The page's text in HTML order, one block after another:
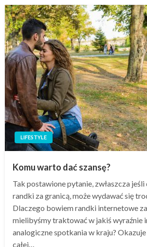
LIFESTYLE
Komu warto dać szansę?
Tak postawione pytanie, zwłaszcza
randki za granicą, może wydawać się
Dlaczego bowiem randki internetowe
mielibyśmy traktować w jakiś wyraźnie
analogiczne spotkania w kraju? Okazuje
całej…